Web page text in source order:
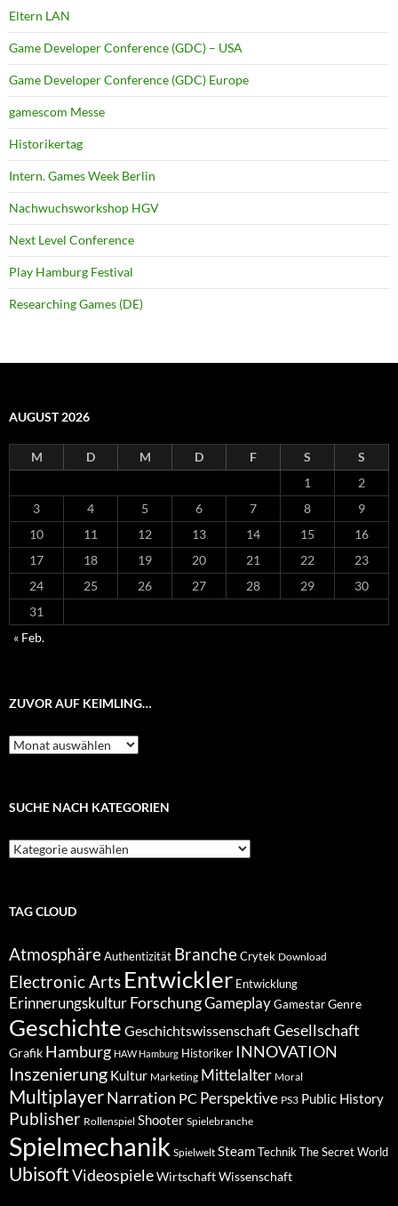
Eltern LAN
Game Developer Conference (GDC) – USA
Game Developer Conference (GDC) Europe
gamescom Messe
Historikertag
Intern. Games Week Berlin
Nachwuchsworkshop HGV
Next Level Conference
Play Hamburg Festival
Researching Games (DE)
AUGUST 2026
M D M D F S
S
1
2
3
4 5 6 7 8
9
10
11 12 13 14 15
16
17
18 19 20 21 22
23
24
25 26 27 28 29
30
31
« Feb.
ZUVOR AUF KEIMLING…
Zuvor
auf
SUCHE NACH KATEGORIEN
Suche
nach
TAG CLOUD
Atmosphäre Authentizität Branche Crytek Download
Electronic Arts Entwickler Entwicklung
Erinnerungskultur ForschungGameplay Gamestar Genre
Geschichte GeschichtswissenschaftGesellschaft
Grafik Hamburg HAW Hamburg Historiker INNOVATION
Inszenierung Kultur Marketing Mittelalter Moral
MultiplayerNarration PC Perspektive PS3 Public History
Publisher Rollenspiel Shooter Spielebranche
Spielmechanik Spielwelt Steam Technik The Secret World
UbisoftVideospieleWirtschaftWissenschaft